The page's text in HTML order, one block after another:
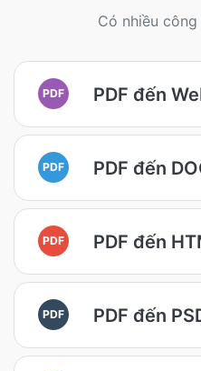
Có nhiều
PDF PDF đến
PDF PDF đến
PDF PDF đến
PDF PDF đến